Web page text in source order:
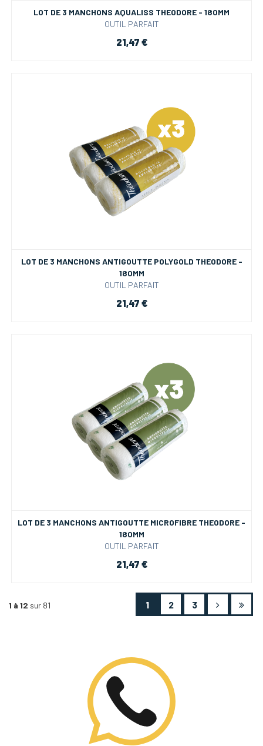
LOT DE 3 MANCHONS AQUALISS THEODORE - 180MM
OUTIL PARFAIT
21,47 €
LOT DE 3 MANCHONS ANTIGOUTTE POLYGOLD THEODORE -
180MM
OUTIL PARFAIT
21,47 €
LOT DE 3 MANCHONS ANTIGOUTTE MICROFIBRE THEODORE -
180MM
OUTIL PARFAIT
21,47 €
1 à 12 sur 81 1 2 3